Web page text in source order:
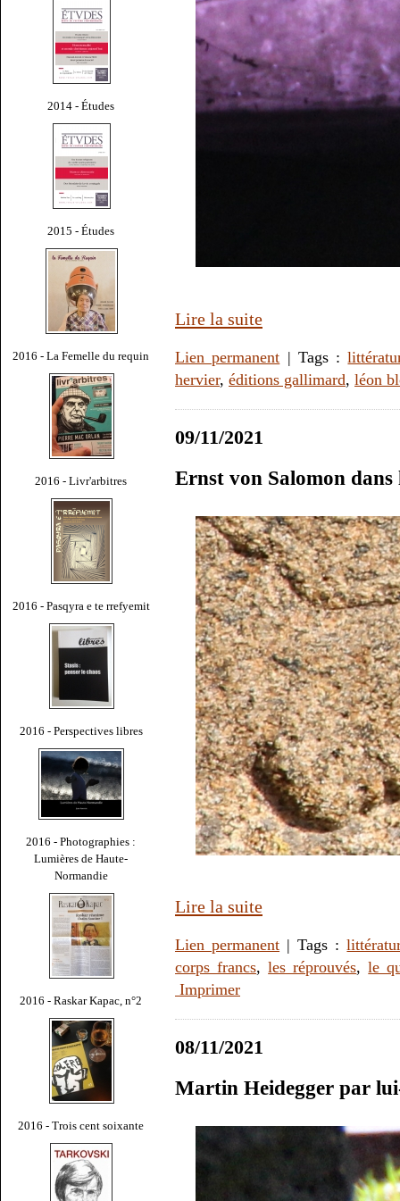
2014 - Études
2015 - Études
2016 - La Femelle du requin
2016 - Livr'arbitres
2016 - Pasqyra e te rrefyemit
2016 - Perspectives libres
2016 - Photographies :
Lumières de Haute-
Normandie
2016 - Raskar Kapac, n°2
2016 - Trois cent soixante
Lire la suite
Lien permanent | Tags :
hervier, éditions gallimard, léon
09/11/2021
Ernst von Salomon dans
Lire la suite
Lien permanent | Tags :
corps francs,les réprouvés,le
Imprimer
08/11/2021
Martin Heidegger par